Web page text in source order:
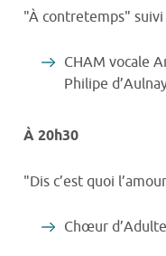
"À contretemps"
CHAM vocale
Philipe
À 20h30
"Dis c’est quoi
Chœur